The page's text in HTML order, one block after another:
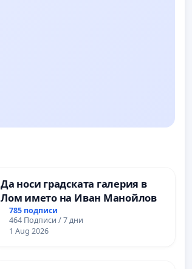
Да носи градската галерия в
Лом името на Иван Манойлов
785 подписи
464 Подписи / 7 дни
1 Aug 2026